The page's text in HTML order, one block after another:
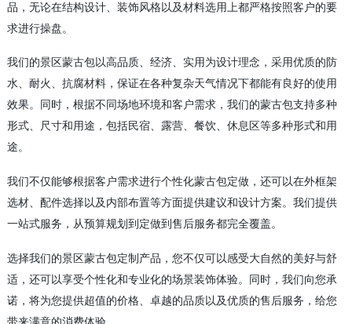
品，无论在结构设计、装饰风格以及材料选用上都严格按照客户的要
求进行操盘。
我们的景区蒙古包以高品质、经济、实用为设计理念，采用优质的防
水、耐火、抗腐材料，保证在各种复杂天气情况下都能有良好的使用
效果。同时，根据不同场地环境和客户需求，我们的蒙古包支持多种
形式、尺寸和用途，包括民宿、露营、餐饮、休息区等多种形式和用
途。
我们不仅能够根据客户需求进行个性化蒙古包定做，还可以在外框架
选材、配件选择以及内部布置等方面提供建议和设计方案。我们提供
一站式服务，从预算规划到定做到售后服务都完全覆盖。
选择我们的景区蒙古包定制产品，您不仅可以感受大自然的美好与舒
适，还可以享受个性化和专业化的场景装饰体验。同时，我们向您承
诺，将为您提供超值的价格、卓越的品质以及优质的售后服务，给您